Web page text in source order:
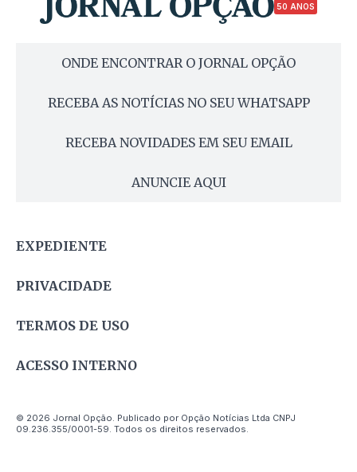
50 ANOS
ONDE ENCONTRAR O JORNAL OPÇÃO
RECEBA AS NOTÍCIAS NO SEU WHATSAPP
RECEBA NOVIDADES EM SEU EMAIL
ANUNCIE AQUI
EXPEDIENTE
PRIVACIDADE
TERMOS DE USO
ACESSO INTERNO
© 2026 Jornal Opção. Publicado por Opção Notícias Ltda CNPJ
09.236.355/0001-59. Todos os direitos reservados.